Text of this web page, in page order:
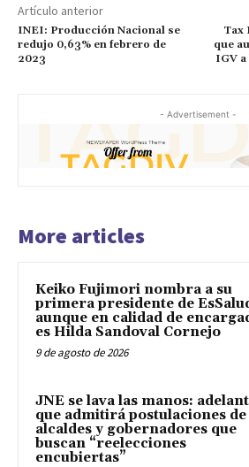
Artículo anterior
INEI: Producción Nacional se
redujo 0,63% en febrero de
2023
Tax
que
IGV
- Advertisement -
More articles
Keiko Fujimori nombra a su
primera presidente de
aunque en calidad de
es Hilda Sandoval Cornejo
9 de agosto de 2026
JNE se lava las manos:
que admitirá postulaciones de
alcaldes y gobernadores que
buscan “reelecciones
encubiertas”